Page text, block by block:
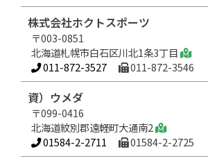
株式会社ホクトスポーツ
〒003-0851
北海道札幌市白石区川北1条3丁目
011-872-3527
011-872-3546
資）ウメダ
〒099-0416
北海道紋別郡遠軽町大通南2
01584-2-2711
01584-2-2725